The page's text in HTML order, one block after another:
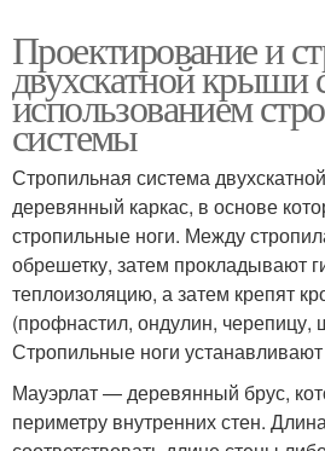
Проектирование и
двухскатной крыши
использованием
системы
Стропильная система
деревянный каркас, в основе
стропильные ноги. Между
обрешетку, затем прокладывают
теплоизоляцию, а затем крепят
(профнастил, ондулин, черепицу,
Стропильные ноги
Мауэрлат — деревянный брус,
периметру внутренних стен.